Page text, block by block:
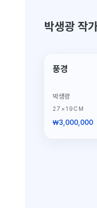
박생광 작
풍경
박생광
27×19CM
₩3,000,000